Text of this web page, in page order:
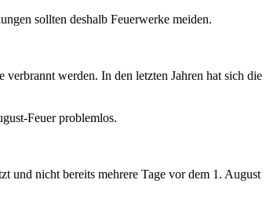
sollten deshalb Feuerwerke meiden.
werden. In den letzten Jahren hat sich die
Feuer problemlos.
und nicht bereits mehrere Tage vor dem 1. August